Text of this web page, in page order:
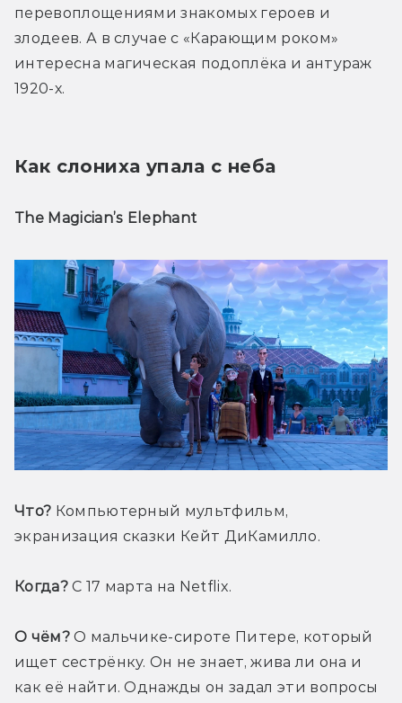
перевоплощениями знакомых героев и
злодеев. А в случае с «Карающим роком»
интересна магическая подоплёка и антураж
1920-х.
Как слониха упала с неба
The Magician’s Elephant
Что? Компьютерный мультфильм,
экранизация сказки Кейт ДиКамилло.
Когда? С 17 марта на Netflix.
О чём? О мальчике-сироте Питере, который
ищет сестрёнку. Он не знает, жива ли она и
как её найти. Однажды он задал эти вопросы